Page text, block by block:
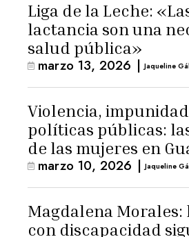
Liga de la Leche:
lactancia son una
salud pública»
marzo 13, 2026 | Jaqueline
Violencia,
políticas públicas:
de las mujeres en
marzo 10, 2026 | Jaqueline
Magdalena Morales:
con discapacidad